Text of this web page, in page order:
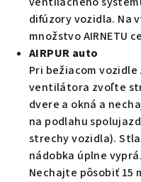
difúzory vozidla. Na
množstvo AIRNETU
AIRPUR auto
Pri bežiacom
ventilátora zvoľte
dvere a okná a
na podlahu
strechy vozidla).
nádobka úplne
Nechajte pôsobiť 15